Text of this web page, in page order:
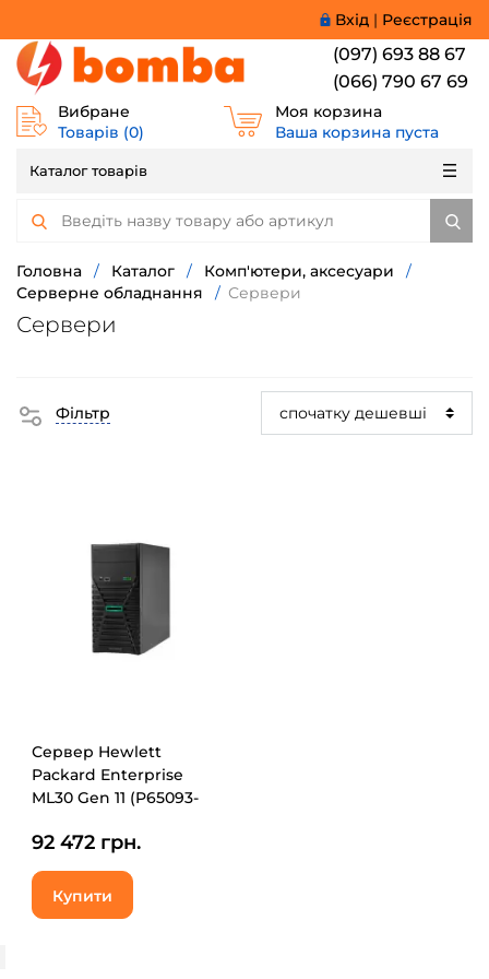
Вхід | Реєстрація
(097) 693 88 67
(066) 790 67 69
Вибране
Товарів (0)
Моя корзина
Ваша корзина пуста
Каталог товарів
Головна / Каталог / Комп'ютери, аксесуари
/
Серверне обладнання
/ Сервери
Сервери
Фільтр
Сервер Hewlett
Packard Enterprise
ML30 Gen 11 (P65093-
92 472 грн.
Купити